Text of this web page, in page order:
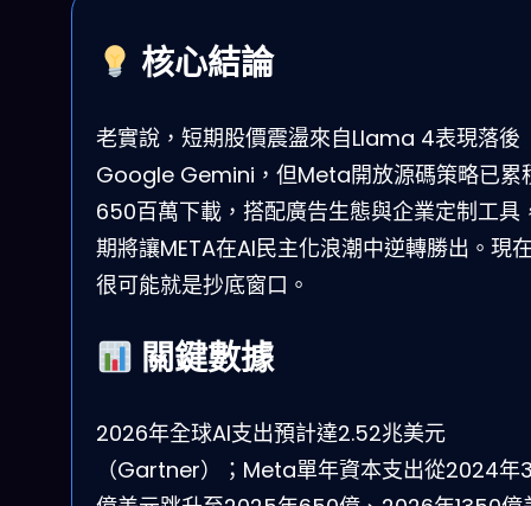
核心結論
老實說，短期股價震盪來自Llama 4表現落後
Google Gemini，但Meta開放源碼策略已累
650百萬下載，搭配廣告生態與企業定制工具
期將讓META在AI民主化浪潮中逆轉勝出。現
很可能就是抄底窗口。
關鍵數據
2026年全球AI支出預計達2.52兆美元
（Gartner）；Meta單年資本支出從2024年